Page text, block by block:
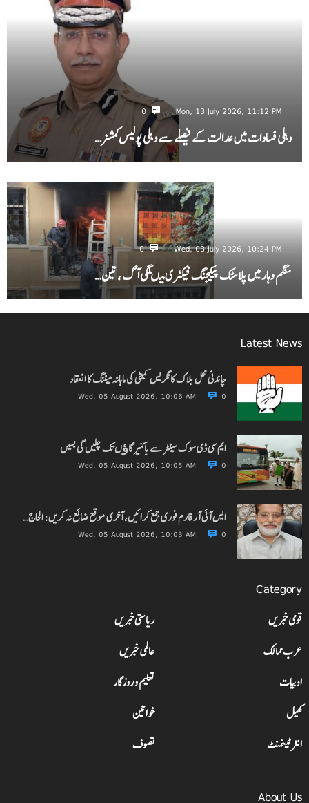
Mon, 13 July 2026, 11:12 PM
0
دہلی فسادات میں عدالت کے فیصلے سے دہلی پولیس کمشنر…
Wed, 08 July 2026, 10:24 PM
0
سنگم وہار میں پلاسٹک پیکیجنگ فیکٹری میںلگی آگ ، تین…
Latest News
چاندنی محل بلاک کانگریس کمیٹی کی ماہانہ میٹنگ کا انعقاد
Wed, 05 August 2026, 10:06 AM 0
ایم سی ڈی سوک سینٹر سے باکنیر گاﺅں تک چلیں گی بسیں
Wed, 05 August 2026, 10:05 AM 0
ایس آئی آر فارم فوری جمع کرائیں، آخری موقع ضائع نہ کریں: الحاج…
Wed, 05 August 2026, 10:03 AM 0
Category
قومی خبریں
ریاستی خبریں
عرب ممالک
عالمی خبریں
ادبیات
تعلیم و روزگار
کھیل
خواتین
انٹرٹینمنٹ
تصوف
About Us